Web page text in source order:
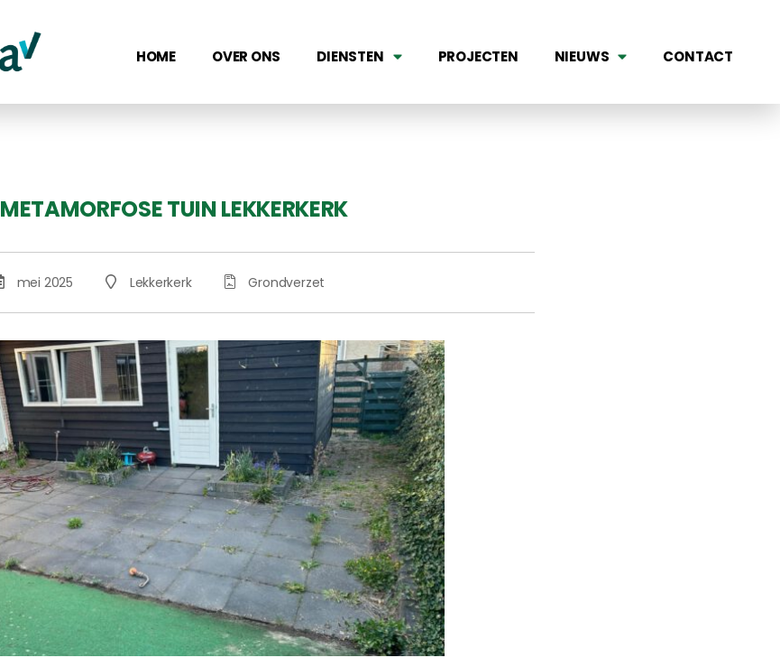
HOME OVER ONS DIENSTEN PROJECTEN NIEUWS CONTACT
METAMORFOSE TUIN LEKKERKERK
mei 2025 Lekkerkerk Grondverzet